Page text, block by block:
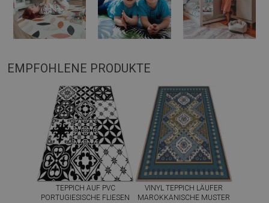
EMPFOHLENE PRODUKTE
TEPPICH AUF PVC
PORTUGIESISCHE FLIESEN
VINYL TEPPICH LÄUFER
MAROKKANISCHE MUSTER